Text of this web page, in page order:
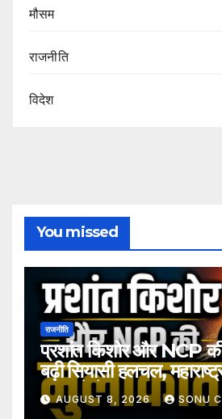
मौसम
राजनीति
विदेश
You missed
राजनीति
प्रशांत किशोर और NCP
बढ़ी सियासी हलचल,
अटकलें तेज
AUGUST 8, 2026 SONU